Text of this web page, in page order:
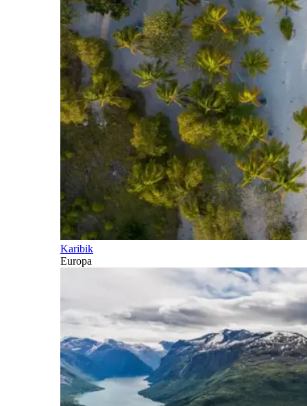
Karibik
Europa